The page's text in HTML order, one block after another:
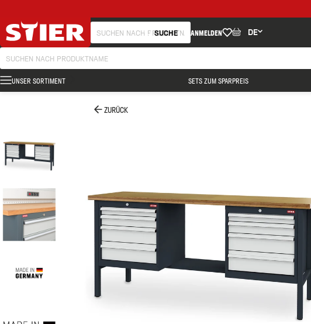
SUCHE ANMELDEN DE
UNSER SORTIMENT SETS ZUM SPARPREIS
ZURÜCK